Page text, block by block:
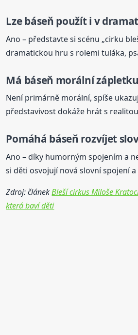
Lzebáseň použít i v
Ano – představte si scénu „cirku
dramatickou hru s rolemi tuláka,
Má báseň morální
Není primárně morální, spíše
představivost dokáže hrát s
Pomáhá báseň rozvíjet
Ano – díky humorným spojením a
si děti osvojují nová slovní spojení
Zdroj: článekBleší cirkus Miloše
která baví děti